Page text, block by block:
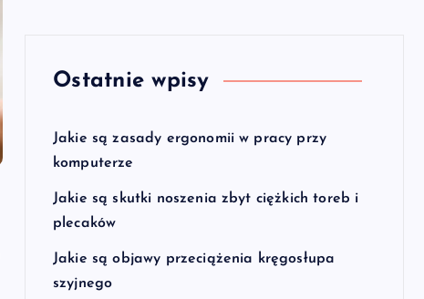
Ostatnie wpisy
Jakie są zasady ergonomii w pracy przy
komputerze
Jakie są skutki noszenia zbyt ciężkich toreb i
plecaków
Jakie są objawy przeciążenia kręgosłupa
szyjnego